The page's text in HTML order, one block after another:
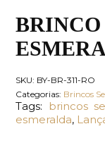
BRINCO
SKU: BY-BR-311-RO
Categorias: Brincos
Tags: brincos
esmeralda,